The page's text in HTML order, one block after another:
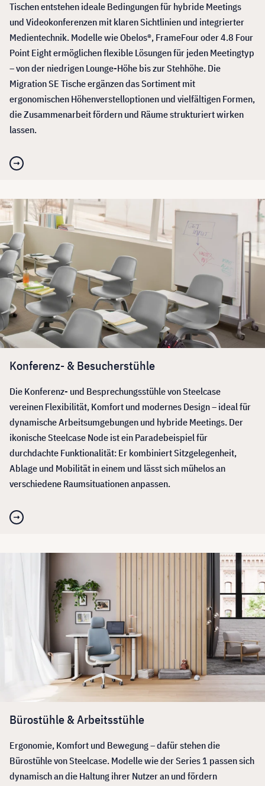
Tischen entstehen ideale Bedingungen für hybride Meetings
und Videokonferenzen mit klaren Sichtlinien und integrierter
Medientechnik. Modelle wie Obelos®, FrameFour oder 4.8 Four
Point Eight ermöglichen flexible Lösungen für jeden Meetingtyp
– von der niedrigen Lounge-Höhe bis zur Stehhöhe. Die
Migration SE Tische ergänzen das Sortiment mit
ergonomischen Höhenverstelloptionen und vielfältigen Formen,
die Zusammenarbeit fördern und Räume strukturiert wirken
lassen.
Konferenz- & Besucherstühle
Die Konferenz- und Besprechungsstühle von Steelcase
vereinen Flexibilität, Komfort und modernes Design – ideal für
dynamische Arbeitsumgebungen und hybride Meetings. Der
ikonische Steelcase Node ist ein Paradebeispiel für
durchdachte Funktionalität: Er kombiniert Sitzgelegenheit,
Ablage und Mobilität in einem und lässt sich mühelos an
verschiedene Raumsituationen anpassen.
Bürostühle & Arbeitsstühle
Ergonomie, Komfort und Bewegung – dafür stehen die
Bürostühle von Steelcase. Modelle wie der Series 1 passen sich
dynamisch an die Haltung ihrer Nutzer an und fördern